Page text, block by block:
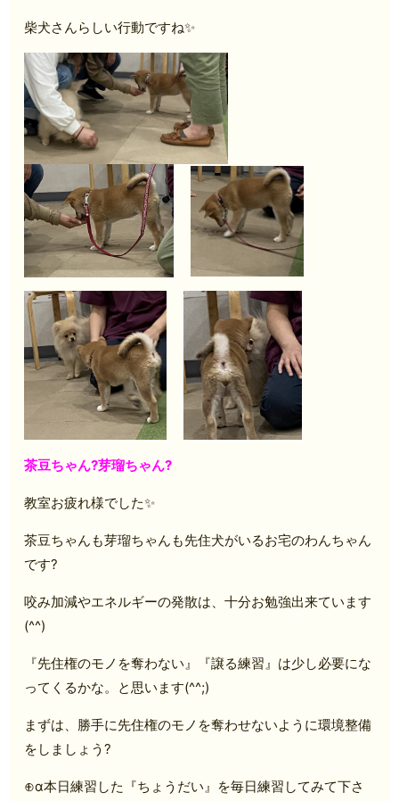
柴犬さんらしい行動ですね✨
茶豆ちゃん?芽瑠ちゃん?
教室お疲れ様でした✨
茶豆ちゃんも芽瑠ちゃんも先住犬がいるお宅のわんちゃん
です?
咬み加減やエネルギーの発散は、十分お勉強出来ています
(^^)
『先住権のモノを奪わない』『譲る練習』は少し必要にな
ってくるかな。と思います(^^;)
まずは、勝手に先住権のモノを奪わせないように環境整備
をしましょう?
⊕α本日練習した『ちょうだい』を毎日練習してみて下さ